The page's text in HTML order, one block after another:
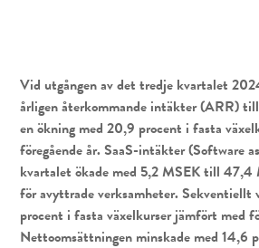
Vid utgången av det tredje kvartalet
årligen återkommande intäkter (ARR)
en ökning med 20,9 procent i fasta
föregående år. SaaS-intäkter (Software
kvartalet ökade med 5,2 MSEK till 47,4
för avyttrade verksamheter.
procent i fasta växelkurser jämfört med
Nettoomsättningen minskade med 14,6